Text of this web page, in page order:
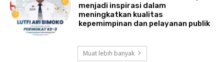
menjadi inspirasi dalam
meningkatkan kualitas
kepemimpinan dan pelayanan publik
Muat lebih banyak